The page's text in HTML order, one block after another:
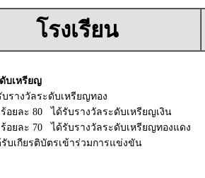
โรงเรียน
บเหรียญ
บรางวัลระดับเหรียญทอง
อยละ 80 ได้รับรางวัลระดับเหรียญเงิน
ร้อยละ 70 ได้รับรางวัลระดับเหรียญทองแดง
รับเกียรติบัตรเข้าร่วมการแข่งขัน